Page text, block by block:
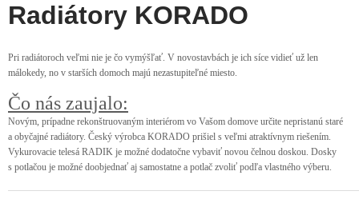
Radiátory KORADO
Pri radiátoroch veľmi nie je čo vymýšľať. V novostavbách je ich síce vidieť už len
málokedy, no v starších domoch majú nezastupiteľné miesto.
Čo nás zaujalo:
Novým, prípadne rekonštruovaným interiérom vo Vašom domove určite nepristanú staré
a obyčajné radiátory. Český výrobca KORADO prišiel s veľmi atraktívnym riešením.
Vykurovacie telesá RADIK je možné dodatočne vybaviť novou čelnou doskou. Dosky
s potlačou je možné doobjednať aj samostatne a potlač zvoliť podľa vlastného výberu.